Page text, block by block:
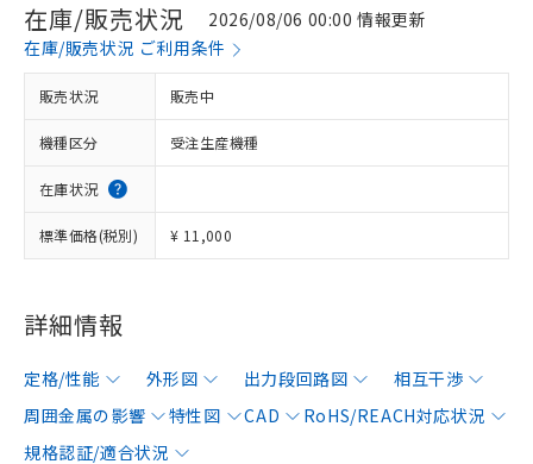
在庫/販売状況
2026/08/06 00:00 情報更新
在庫/販売状況 ご利用条件
販売状況 販売中
機種区分 受注生産機種
在庫状況
標準価格(税別) ¥ 11,000
詳細情報
定格/性能 外形図 出力段回路図
相互干渉
周囲金属の影響
特性図 CAD
RoHS/REACH対応状況
規格認証/適合状況